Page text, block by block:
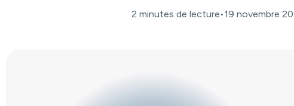
2 minutes de lecture•19 novembre